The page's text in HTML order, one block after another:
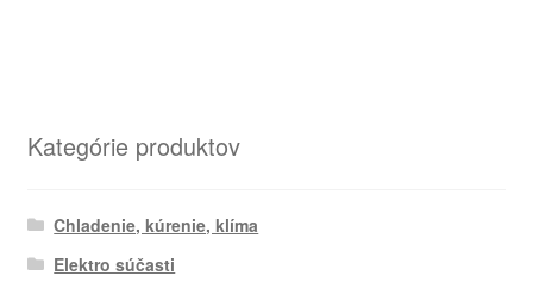
Kategórie produktov
Chladenie, kúrenie, klíma
Elektro súčasti